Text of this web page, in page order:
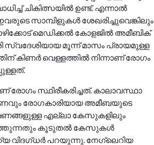
ചികിത്സയില്‍ ഉണ്ട്. എന്നാല്‍
സാമ്പിളുകള്‍ ശേഖരിച്ചുവെങ്കിലും
മെഡിക്കല്‍ കോളജില്‍ അമീബിക്
സ്വദേശിയായ മൂന്ന് മാസം പ്രായമുള്ള
വെള്ളത്തില്‍ നിന്നാണ് രോഗം
സ്ഥിരീകരിച്ചത്. കാലാവസ്ഥാ
രോഗകാരിയായ അമീബയുടെ
എല്ലാ കേസുകളിലും
കൂടുതല്‍ കേസുകള്‍
വിദഗ്ധര്‍ പറയുന്നു. നേഗ്ലെറിയ